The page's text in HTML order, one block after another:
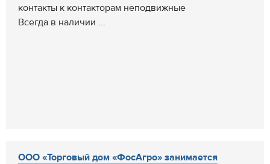
контакты к контакторам неподвижные
Всегда в наличии ...
ООО «Торговый дом «ФосАгро» занимается